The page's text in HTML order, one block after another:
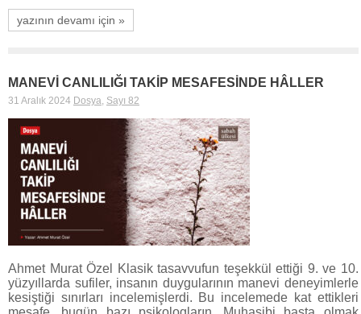
yazının devamı için »
MANEVİ CANLILIĞI TAKİP MESAFESİNDE HÂLLER
31 Aralık 2024 Dosya, Sayı 82
Ahmet Murat Özel Klasik tasavvufun teşekkül ettiği 9. ve 10.
yüzyıllarda sufiler, insanın duygularının manevi deneyimlerle
kesiştiği sınırları incelemişlerdi. Bu incelemede kat ettikleri